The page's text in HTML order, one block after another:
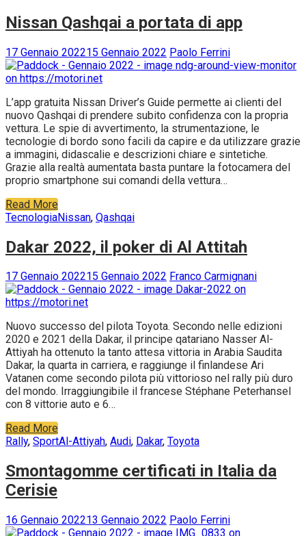
Nissan Qashqai a portata di app
17 Gennaio 202215 Gennaio 2022 Paolo Ferrini
L’app gratuita Nissan Driver’s Guide permette ai clienti del
nuovo Qashqai di prendere subito confidenza con la propria
vettura. Le spie di avvertimento, la strumentazione, le
tecnologie di bordo sono facili da capire e da utilizzare grazie
a immagini, didascalie e descrizioni chiare e sintetiche.
Grazie alla realtà aumentata basta puntare la fotocamera del
proprio smartphone sui comandi della vettura…
Read More
TecnologiaNissan, Qashqai
Dakar 2022, il poker di Al Attitah
17 Gennaio 202215 Gennaio 2022 Franco Carmignani
Nuovo successo del pilota Toyota. Secondo nelle edizioni
2020 e 2021 della Dakar, il principe qatariano Nasser Al-
Attiyah ha ottenuto la tanto attesa vittoria in Arabia Saudita
Dakar, la quarta in carriera, e raggiunge il finlandese Ari
Vatanen come secondo pilota più vittorioso nel rally più duro
del mondo. Irraggiungibile il francese Stéphane Peterhansel
con 8 vittorie auto e 6…
Read More
Rally, SportAl-Attiyah, Audi, Dakar, Toyota
Smontagomme certificati in Italia da
Cerisie
16 Gennaio 202213 Gennaio 2022 Paolo Ferrini